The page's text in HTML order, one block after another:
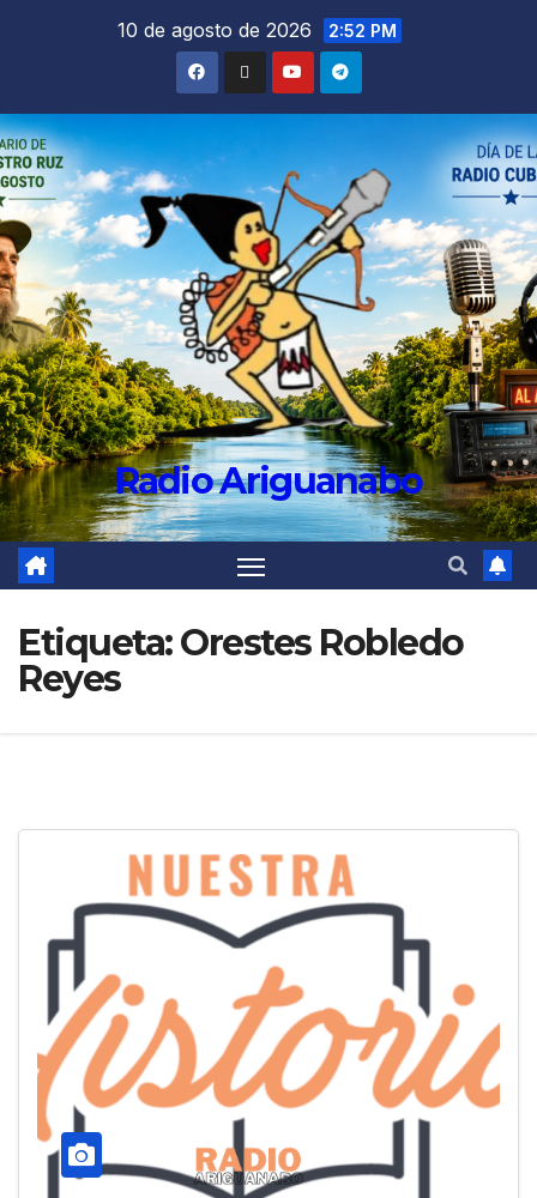
10 de agosto de 2026 2:52 PM
Radio Ariguanabo
Etiqueta:Orestes Robledo
Reyes